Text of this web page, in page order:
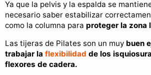
Ya que la pelvis y la espalda se
necesario saber estabilizar
como la columna para proteger la zona
Las tijeras de Pilates son un muy buen
trabajar la flexibilidad de los
flexores de cadera.